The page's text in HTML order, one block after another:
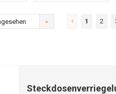
1 2